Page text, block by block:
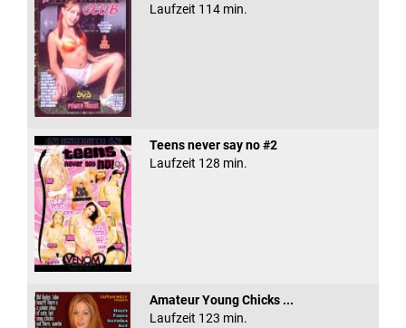
Laufzeit 114 min.
Teens never say no #2
Laufzeit 128 min.
Amateur Young Chicks ...
Laufzeit 123 min.